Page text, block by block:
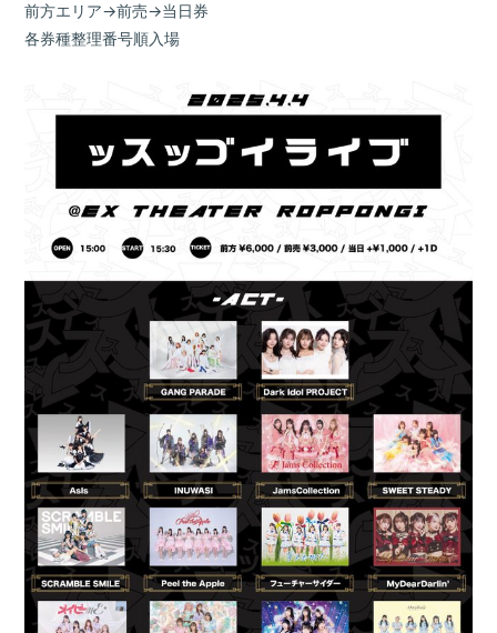
前方エリア→前売→当日券
各券種整理番号順入場